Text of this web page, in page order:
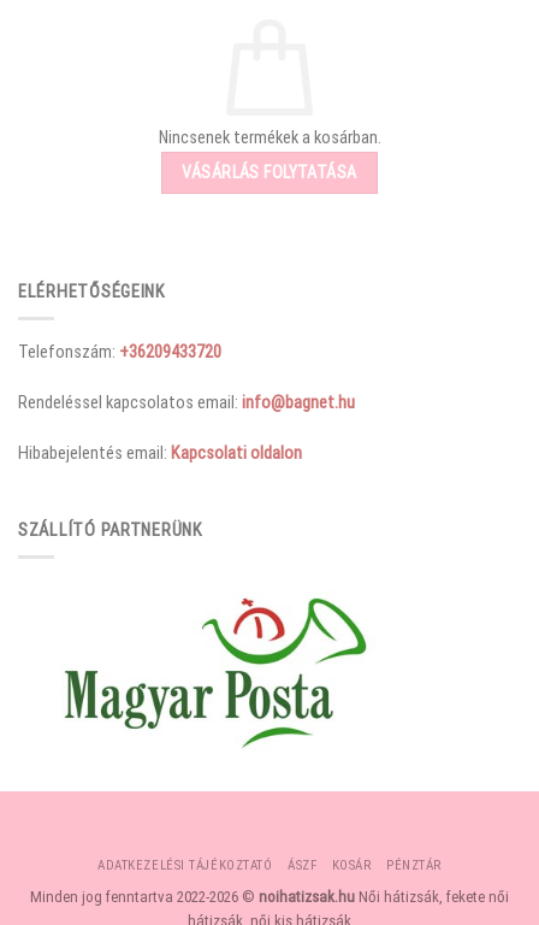
Nincsenek termékek a kosárban.
VÁSÁRLÁS FOLYTATÁSA
ELÉRHETŐSÉGEINK
Telefonszám: +36209433720
Rendeléssel kapcsolatos email: info@bagnet.hu
Hibabejelentés email: Kapcsolati oldalon
SZÁLLÍTÓ PARTNERÜNK
ADATKEZELÉSI TÁJÉKOZTATÓ ÁSZF KOSÁR PÉNZTÁR
Minden jog fenntartva 2022-2026 © noihatizsak.hu Női hátizsák, fekete női
hátizsák, női kis hátizsák